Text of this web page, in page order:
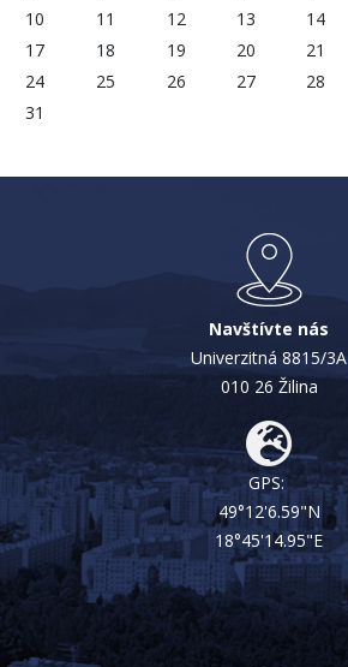
10
11 12 13 14
17
18 19 20 21
24
25 26 27 28
31
Navštívte nás
Univerzitná 8815/3A
010 26 Žilina
GPS:
49°12'6.59"N
18°45'14.95"E